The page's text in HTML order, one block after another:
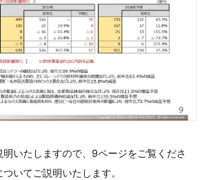
いたしますので、9ページをご覧くださ
いてご説明いたします。